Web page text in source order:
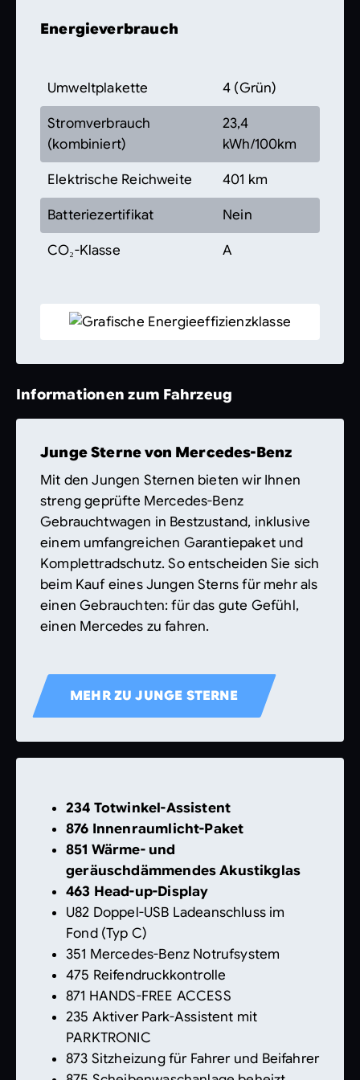
Energieverbrauch
Umweltplakette 4 (Grün)
Stromverbrauch
(kombiniert)
23,4
kWh/100km
Elektrische Reichweite 401 km
Batteriezertifikat Nein
CO₂-Klasse A
Informationen zum Fahrzeug
Junge Sterne von Mercedes-Benz
Mit den Jungen Sternen bieten wir Ihnen
streng geprüfte Mercedes-Benz
Gebrauchtwagen in Bestzustand, inklusive
einem umfangreichen Garantiepaket und
Komplettradschutz. So entscheiden Sie sich
beim Kauf eines Jungen Sterns für mehr als
einen Gebrauchten: für das gute Gefühl,
einen Mercedes zu fahren.
MEHR ZU JUNGE STERNE
234 Totwinkel-Assistent
876 Innenraumlicht-Paket
851 Wärme- und
geräuschdämmendes Akustikglas
463 Head-up-Display
U82 Doppel-USB Ladeanschluss im
Fond (Typ C)
351 Mercedes-Benz Notrufsystem
475 Reifendruckkontrolle
871 HANDS-FREE ACCESS
235 Aktiver Park-Assistent mit
PARKTRONIC
873 Sitzheizung für Fahrer und Beifahrer